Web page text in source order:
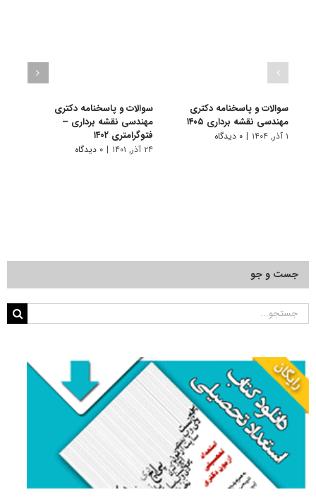
سوالات و پاسخنامه دکتری
مهندسی نقشه برداری ۱۴۰۵
۱ آذر, ۱۴۰۴ | ۰ دیدگاه
سوالات و پاسخنامه دکتری
مهندسی نقشه برداری –
فتوگرامتری ۱۴۰۲
۲۴ آذر, ۱۴۰۱ | ۰ دیدگاه
جست و جو
جستجو